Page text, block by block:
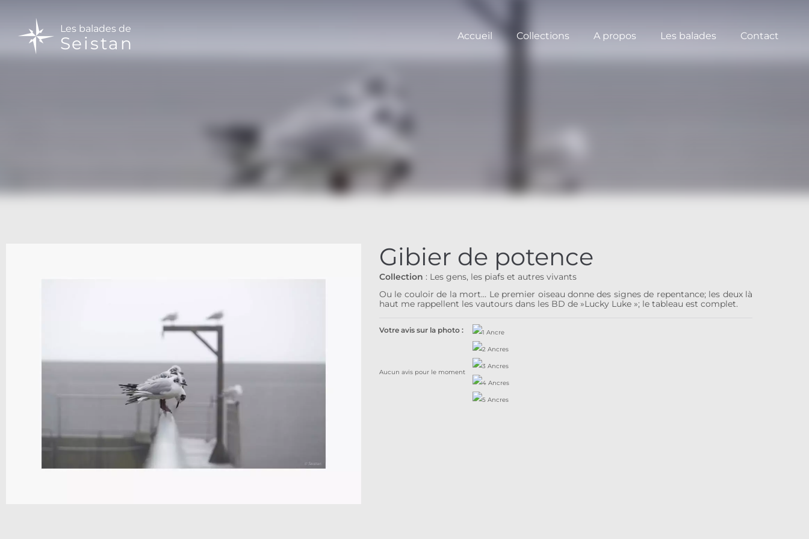
Les balades de
Seistan Accueil Collections A propos Les balades Contact
Gibier de potence
Collection : Les gens, les piafs et autres vivants
Ou le couloir de la mort… Le premier oiseau donne des signes de repentance; les deux là
haut me rappellent les vautours dans les BD de »Lucky Luke »; le tableau est complet.
Votre avis sur la photo :
Aucun avis pour le moment